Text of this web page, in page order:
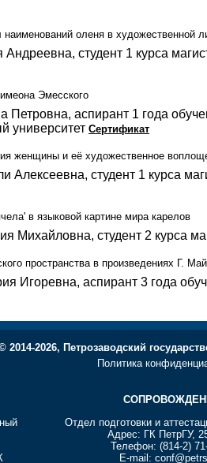
наименований оленя в художественной
Андреевна, студент 1 курса
Эмесского
Петровна, аспирант 1 года
университет Сертификат
женщины и её художественное
Алексеевна, студент 1 курса
в языковой картине мира карелов
Михайловна, студент 2 курса
пространства в произведениях Г.
Игоревна, аспирант 3 года
2014-2026, Петрозаводский
Политика
Отдел подготовки и
Адрес: ГК ПетрГУ,
Телефон: (814-2)
E-mail: